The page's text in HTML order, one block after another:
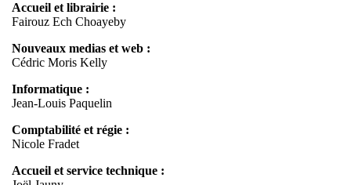
Accueil et librairie :
Fairouz Ech Choayeby
Nouveaux medias et web :
Cédric Moris Kelly
Informatique :
Jean-Louis Paquelin
Comptabilité et régie :
Nicole Fradet
Accueil et service technique :